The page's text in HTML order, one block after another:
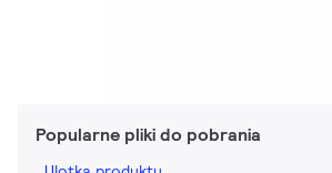
Popularne pliki do pobrania